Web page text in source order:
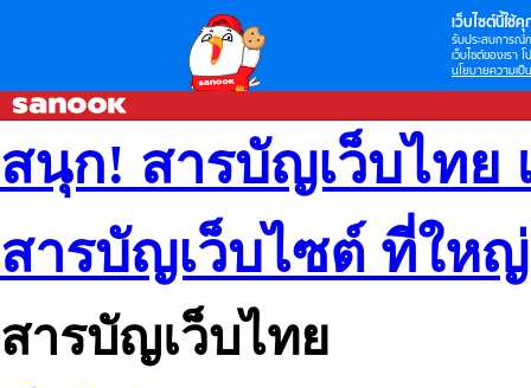
เว็บไซต์นี้ใช้คุ
รับประสบการณ์
เว็บไซต์ของเรา
นโยบายความเป็
สนุก! สารบัญเว็บไทย
สารบัญเว็บไซต์ ที่ให
สารบัญเว็บไทย